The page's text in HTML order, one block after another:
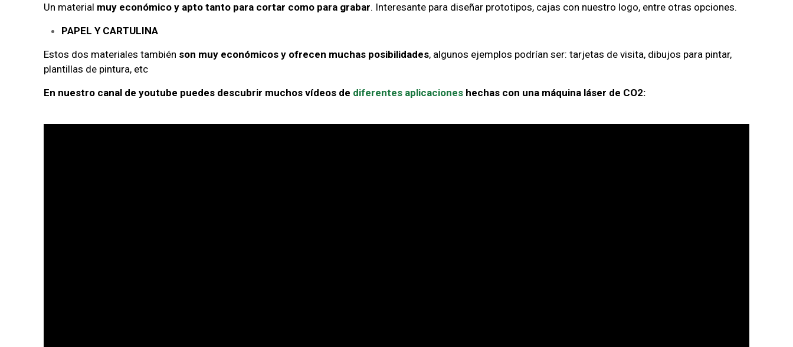
Un material muy económico y apto tanto para cortar como para grabar. Interesante para diseñar prototipos, cajas con nuestro logo, entre otras opciones.
PAPEL Y CARTULINA
Estos dos materiales también son muy económicos y ofrecen muchas posibilidades, algunos ejemplos podrían ser: tarjetas de visita, dibujos para pintar,
plantillas de pintura, etc
En nuestro canal de youtube puedes descubrir muchos vídeos de diferentes aplicaciones hechas con una máquina láser de CO2: